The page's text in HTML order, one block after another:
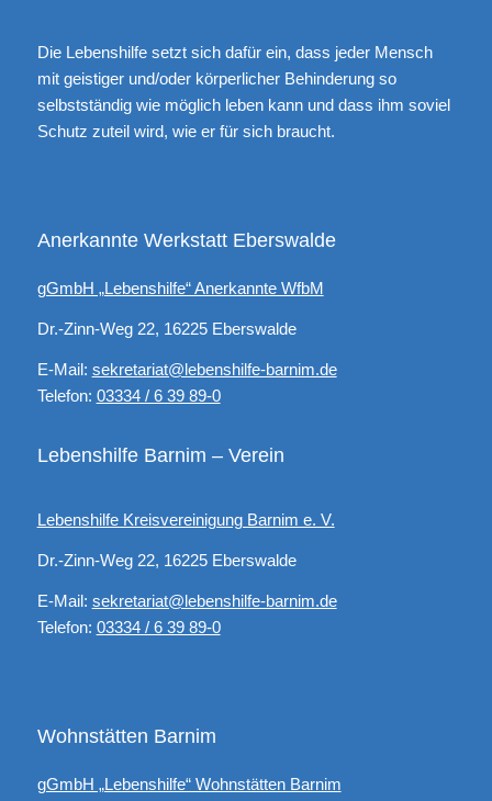
Die Lebenshilfe setzt sich dafür ein, dass jeder Mensch
mit geistiger und/oder körperlicher Behinderung so
selbstständig wie möglich leben kann und dass ihm soviel
Schutz zuteil wird, wie er für sich braucht.
Anerkannte Werkstatt Eberswalde
gGmbH „Lebenshilfe“ Anerkannte WfbM
Dr.-Zinn-Weg 22, 16225 Eberswalde
E-Mail: sekretariat@lebenshilfe-barnim.de
Telefon: 03334 / 6 39 89-0
Lebenshilfe Barnim – Verein
Lebenshilfe Kreisvereinigung Barnim e. V.
Dr.-Zinn-Weg 22, 16225 Eberswalde
E-Mail: sekretariat@lebenshilfe-barnim.de
Telefon: 03334 / 6 39 89-0
Wohnstätten Barnim
gGmbH „Lebenshilfe“ Wohnstätten Barnim